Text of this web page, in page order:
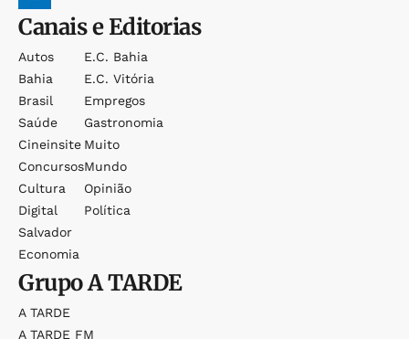
Canais e Editorias
Autos
Bahia
Brasil
Saúde
Cineinsite
Concursos
Cultura
Digital
Salvador
Economia
E.c. Bahia
E.c. Vitória
Empregos
Gastronomia
Muito
Mundo
Opinião
Política
GrupoA TARDE
A TARDE
A TARDE FM